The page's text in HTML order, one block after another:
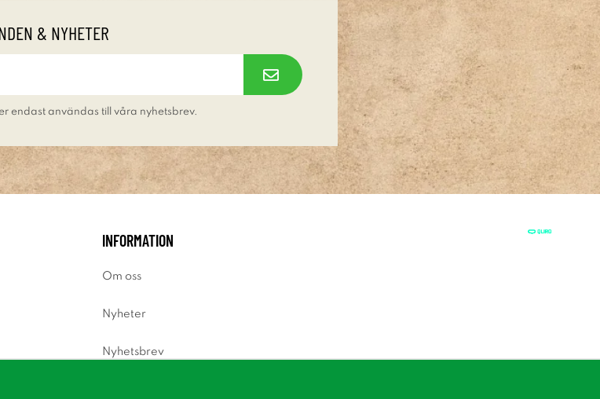
& NYHETER
endast användas till våra nyhetsbrev.
INFORMATION
Om oss
Nyheter
Nyhetsbrev